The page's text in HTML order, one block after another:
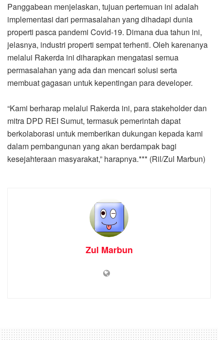
Panggabean menjelaskan, tujuan pertemuan ini adalah
implementasi dari permasalahan yang dihadapi dunia
properti pasca pandemi Covid-19. Dimana dua tahun ini,
jelasnya, industri properti sempat terhenti. Oleh karenanya
melalui Rakerda ini diharapkan mengatasi semua
permasalahan yang ada dan mencari solusi serta
membuat gagasan untuk kepentingan para developer.
“Kami berharap melalui Rakerda ini, para stakeholder dan
mitra DPD REI Sumut, termasuk pemerintah dapat
berkolaborasi untuk memberikan dukungan kepada kami
dalam pembangunan yang akan berdampak bagi
kesejahteraan masyarakat,” harapnya.*** (Ril/Zul Marbun)
Zul Marbun